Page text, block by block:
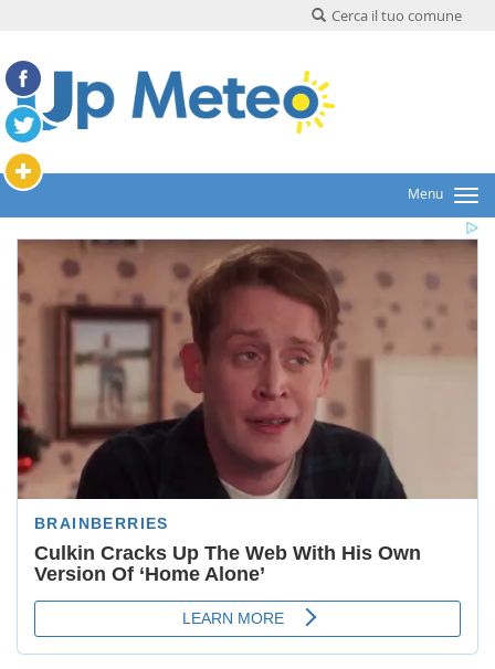
Cerca il tuo comune
Menu